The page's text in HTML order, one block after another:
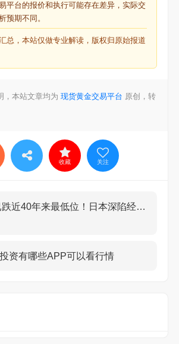
平台的报价和执行可能存在差异，实际交
预期不同。
总，本站仅做专业解读，版权归原始报道
，本站文章均为 现货黄金交易平台 原创，转
收藏 关注
汇率已跌近40年来最低位！日本深陷经济困境难自拔
资有哪些APP可以看行情